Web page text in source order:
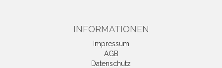
INFORMATIONEN
Impressum
AGB
Datenschutz